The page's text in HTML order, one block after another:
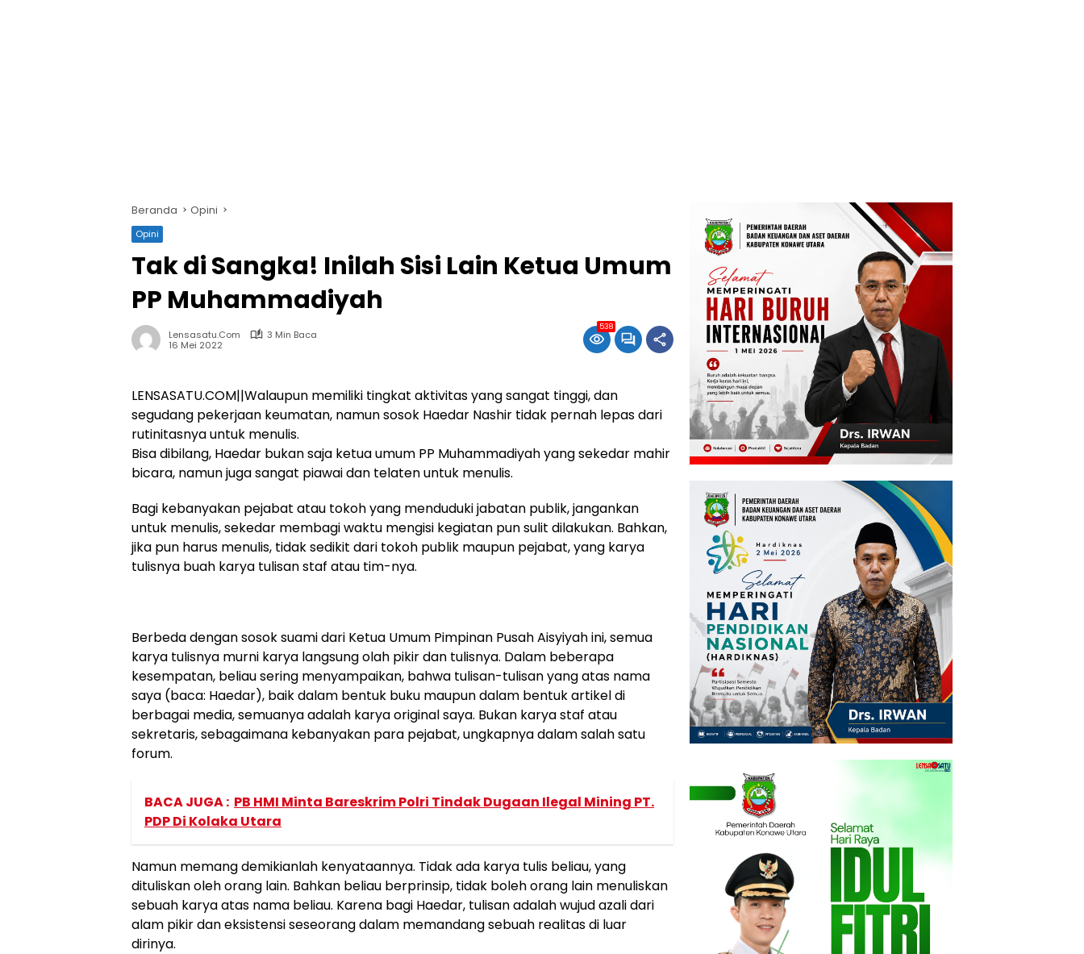
Beranda Opini
Opini
Tak di Sangka! Inilah Sisi Lain Ketua Umum
PP Muhammadiyah
Lensasatu.com
3 Min Baca
16 Mei 2022
538
LENSASATU.COM||Walaupun memiliki tingkat aktivitas yang sangat tinggi, dan
segudang pekerjaan keumatan, namun sosok Haedar Nashir tidak pernah lepas dari
rutinitasnya untuk menulis.
Bisa dibilang, Haedar bukan saja ketua umum PP Muhammadiyah yang sekedar mahir
bicara, namun juga sangat piawai dan telaten untuk menulis.
Bagi kebanyakan pejabat atau tokoh yang menduduki jabatan publik, jangankan
untuk menulis, sekedar membagi waktu mengisi kegiatan pun sulit dilakukan. Bahkan,
jika pun harus menulis, tidak sedikit dari tokoh publik maupun pejabat, yang karya
tulisnya buah karya tulisan staf atau tim-nya.
Berbeda dengan sosok suami dari Ketua Umum Pimpinan Pusah Aisyiyah ini, semua
karya tulisnya murni karya langsung olah pikir dan tulisnya. Dalam beberapa
kesempatan, beliau sering menyampaikan, bahwa tulisan-tulisan yang atas nama
saya (baca: Haedar), baik dalam bentuk buku maupun dalam bentuk artikel di
berbagai media, semuanya adalah karya original saya. Bukan karya staf atau
sekretaris, sebagaimana kebanyakan para pejabat, ungkapnya dalam salah satu
forum.
BACA JUGA : PB HMI Minta Bareskrim Polri Tindak Dugaan Ilegal Mining PT.
PDP Di Kolaka Utara
Namun memang demikianlah kenyataannya. Tidak ada karya tulis beliau, yang
dituliskan oleh orang lain. Bahkan beliau berprinsip, tidak boleh orang lain menuliskan
sebuah karya atas nama beliau. Karena bagi Haedar, tulisan adalah wujud azali dari
alam pikir dan eksistensi seseorang dalam memandang sebuah realitas di luar
dirinya.